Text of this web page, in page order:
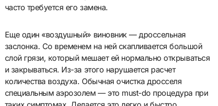
часто требуется его замена.
Еще один «воздушный» виновник — дроссельная
заслонка. Со временем на ней скапливается большой
слой грязи, который мешает ей нормально открываться
и закрываться. Из-за этого нарушается расчет
количества воздуха. Обычная очистка дросселя
специальным аэрозолем — это must-do процедура при